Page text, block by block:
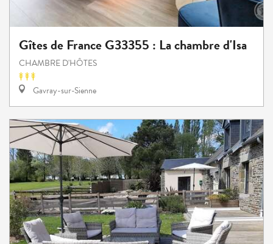
Gîtes de France G33355 : La chambre d'Isa
CHAMBRE D'HÔTES
Gavray-sur-Sienne